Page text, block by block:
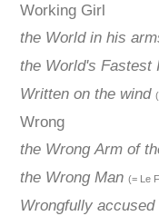
Working Girl
the World in his
the World's Fastest
Written on the wind
Wrong
the Wrong Arm of
the Wrong Man (= Le
Wrongfully accused